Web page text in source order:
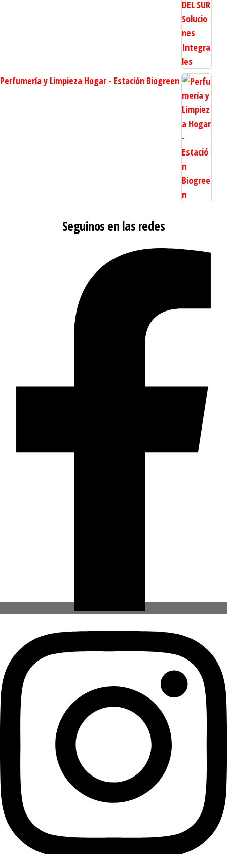
Perfumería y Limpieza Hogar - Estación Biogreen
Seguinos en las redes